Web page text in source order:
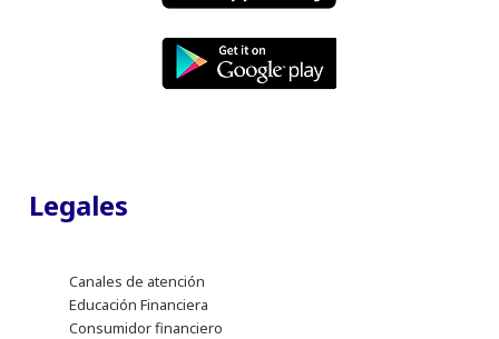
Legales
Canales de atención
Educación Financiera
Consumidor financiero